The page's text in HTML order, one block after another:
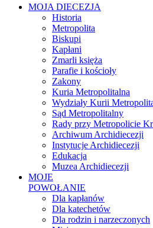
MOJA DIECEZJA
Historia
Metropolita
Biskupi
Kapłani
Zmarli księża
Parafie i kościoły
Zakony
Kuria Metropolitalna
Wydziały Kurii
Sąd Metropolitalny
Rady przy Metropolicie
Archiwum Archidiecezji
Instytucje Archidiecezji
Edukacja
Muzea Archidiecezji
MOJE
POWOŁANIE
Dla kapłanów
Dla katechetów
Dla rodzin i narzeczonych